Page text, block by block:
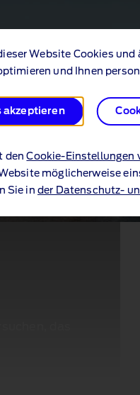
Website Cookies
und Ihnen
akzeptieren
denCookie-Einstellungen
möglicherweise
Sie in der Datenschutz-